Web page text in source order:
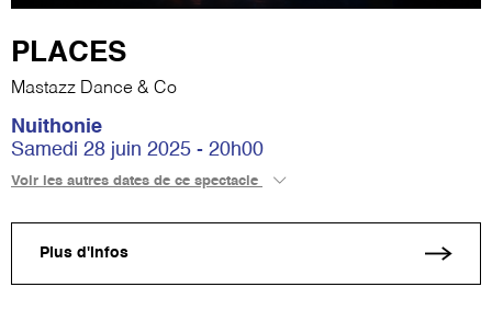
PLACES
Mastazz Dance & Co
Nuithonie
Samedi 28 juin 2025 - 20h00
Voir les autres dates de ce spectacle
Plus d'infos